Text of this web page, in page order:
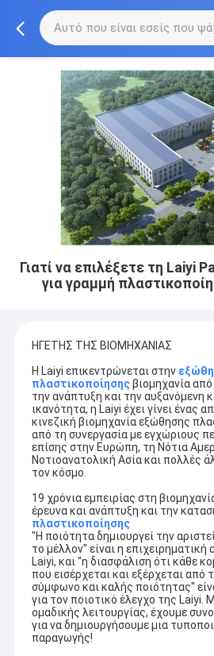
Γιατί να επιλέξετε τη Laiyi
για γραμμή
ΗΓΕΤΗΣ ΤΗΣ ΒΙΟΜΗΧΑΝΙΑΣ
Η Laiyi επικεντρώνεται στην
πλαστικοποίησηςβιομηχανία
την ανάπτυξη και την αυξανόμενη
ικανότητα, η Laiyi έχει γίνει ένας
κινεζική βιομηχανία εξώθησης
από τη συνεργασία με εγχώριους
επίσης στην Ευρώπη, τη Νότια
Νοτιοανατολική Ασία και πολλές
τον κόσμο.
19 χρόνια εμπειρίας στη
έρευνα και ανάπτυξη και την
πλαστικοποίησης
"Η ποιότητα δημιουργεί την
το μέλλον" είναι η
Laiyi, και "η διασφάλιση ότι κάθε
που εισέρχεται και εξέρχεται από
σύμφωνο και καλής ποιότητας"
για τον ποιοτικό έλεγχο της Laiyi.
ομαδικής λειτουργίας, έχουμε
για να δημιουργήσουμε μια
παραγωγής!